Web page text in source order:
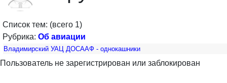
Список тем: (всего 1)
Рубрика: Об авиации
Владимирский УАЦ ДОСААФ - однокашники
Пользователь не зарегистрирован или заблокирован